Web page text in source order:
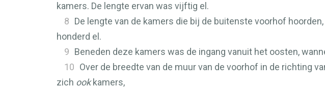
kamers. De lengte ervan was vijftig el.
8 De lengte van de kamers die bij de buitenste voorhof
honderd el.
9 Beneden deze kamers was de ingang vanuit het oosten,
10 Over de breedte van de muur van de voorhof in de richting
zich ookkamers,